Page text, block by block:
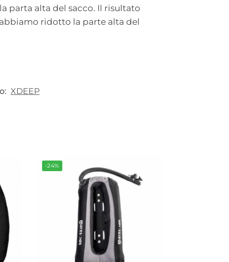
parta alta del sacco. Il risultato
ridotto la parte alta del
XDEEP
-24%